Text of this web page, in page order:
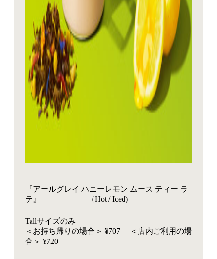
『アールグレイ ハニーレモン ムース ティー ラ
テ』 （Hot / Iced)
Tallサイズのみ
＜お持ち帰りの場合＞ ¥707 ＜店内ご利用の場
合＞ ¥720